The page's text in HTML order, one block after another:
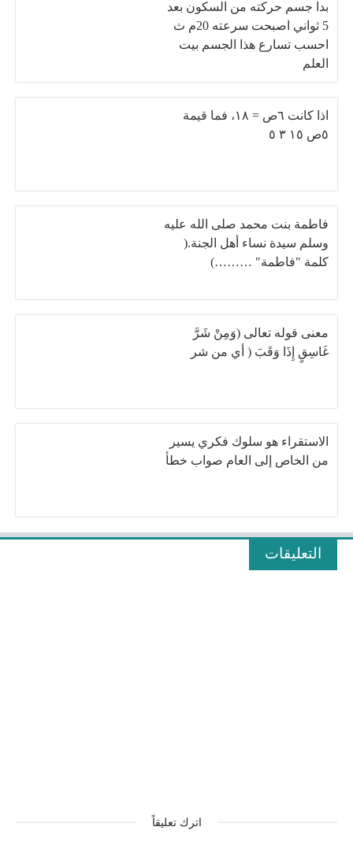
بدا جسم حركته من السكون بعد
5 ثواني اصبحت سرعته 20م ث
احسب تسارع هذا الجسم بيت
العلم
اذا كانت ٦ص = ١٨، فما قيمة
٥ص ١٥ ٣ ٥
فاطمة بنت محمد صلى الله عليه
وسلم سيدة نساء أهل الجنة.(
كلمة "فاطمة" ………)
معنى قوله تعالى (وَمِنْ شَرَّ
غَاسِقٍ إِذَا وَقَبَ ( أي من شر
الاستقراء هو سلوك فكري يسير
من الخاص إلى العام صواب خطأ
التعليقات
اترك تعليقاً